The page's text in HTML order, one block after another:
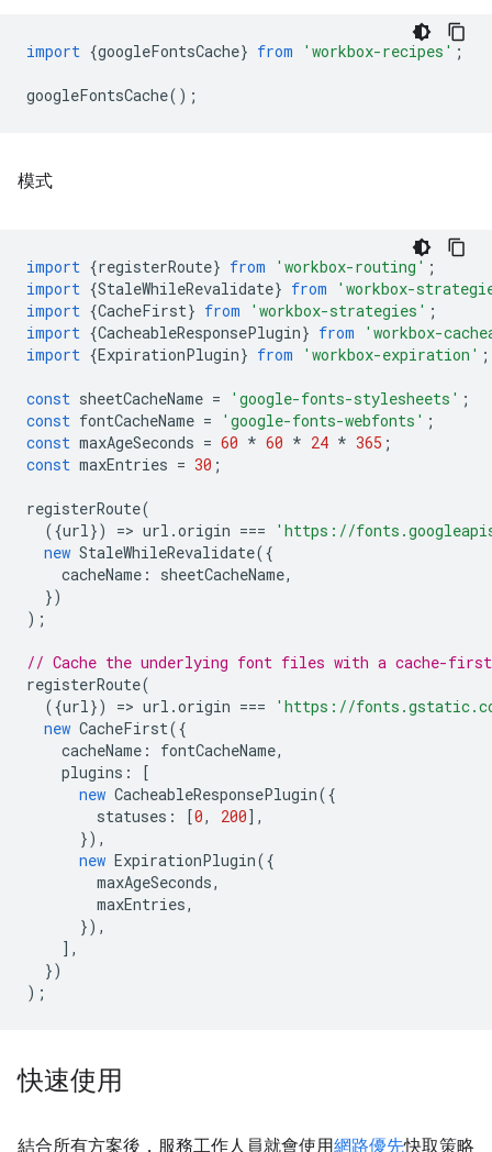
import {googleFontsCache} from 'workbox-recipes' ;
googleFontsCache();
模式
import {registerRoute} from 'workbox-routing' ;
import {StaleWhileRevalidate} from
'workbox-
import {CacheFirst} from 'workbox-strategies' ;
import {CacheableResponsePlugin} from
'workbox-
import {ExpirationPlugin} from 'workbox-expiration' ;
const sheetCacheName = 'google-fonts-stylesheets' ;
const fontCacheName = 'google-fonts-webfonts' ;
const maxAgeSeconds = 60 * 60 * 24 * 365 ;
const maxEntries = 30 ;
registerRoute(
({url}) => url .origin ===
'https://
new StaleWhileRevalidate({
cacheName : sheetCacheName,
})
);
// Cache the underlying font files with a cache-
registerRoute(
({url}) => url .origin ===
'https://
new CacheFirst({
cacheName : fontCacheName,
plugins :
[
new CacheableResponsePlugin({
statuses : [0, 200],
}),
new ExpirationPlugin({
maxAgeSeconds,
maxEntries,
}),
],
})
);
快速使用
結合所有方案後，服務工作人員就會使用網路優先快取策略